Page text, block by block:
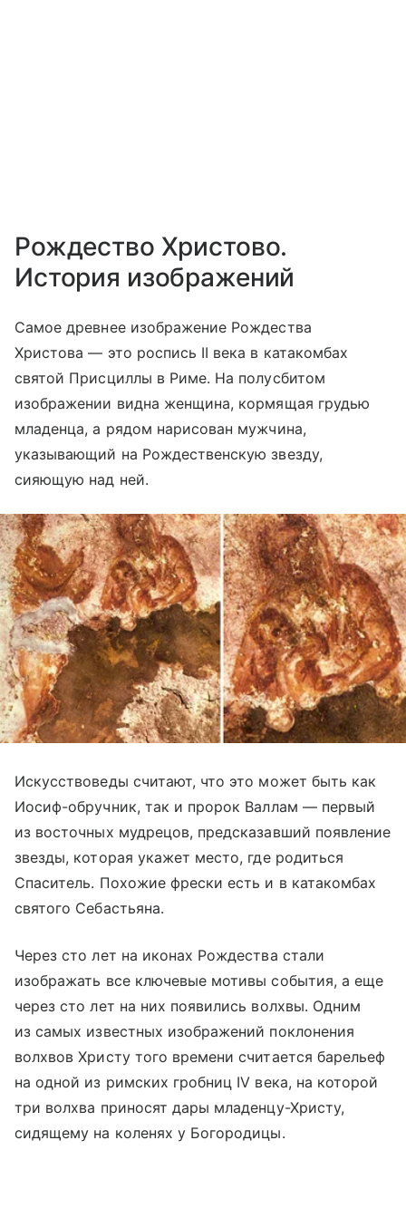
Рождество Христово.
История изображений
Самое древнее изображение Рождества
Христова — это роспись II века в катакомбах
святой Присциллы в Риме. На полусбитом
изображении видна женщина, кормящая грудью
младенца, а рядом нарисован мужчина,
указывающий на Рождественскую звезду,
сияющую над ней.
Искусствоведы считают, что это может быть как
Иосиф-обручник, так и пророк Валлам — первый
из восточных мудрецов, предсказавший появление
звезды, которая укажет место, где родиться
Спаситель. Похожие фрески есть и в катакомбах
святого Себастьяна.
Через сто лет на иконах Рождества стали
изображать все ключевые мотивы события, а еще
через сто лет на них появились волхвы. Одним
из самых известных изображений поклонения
волхвов Христу того времени считается барельеф
на одной из римских гробниц IV века, на которой
три волхва приносят дары младенцу-Христу,
сидящему на коленях у Богородицы.